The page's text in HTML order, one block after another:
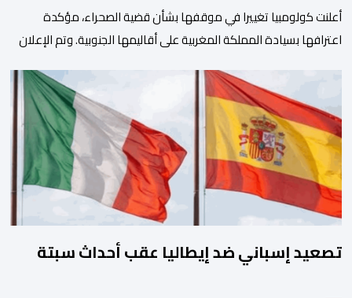
أعلنت كولومبيا تغييرا في موقفها بشأن قضية الصحراء، مؤكدة
اعترافها بسيادة المملكة المغربية على أقاليمها الجنوبية. وتم الإعلان
الخارجية والتعاون الافريقي والمغاربة المقيمين بالخارج، ناصر بوريطة،
ونائب رئيس جمهورية كولومبيا، خوسيه مانويل ريستريبو، بحضور وزير
العلاقات الخارجية عمر بولا إسكوبار. وبهذه المناسبة، أكد السيد […]
تصعيد إسباني ضد إيطاليا عقب أحداث سبتة